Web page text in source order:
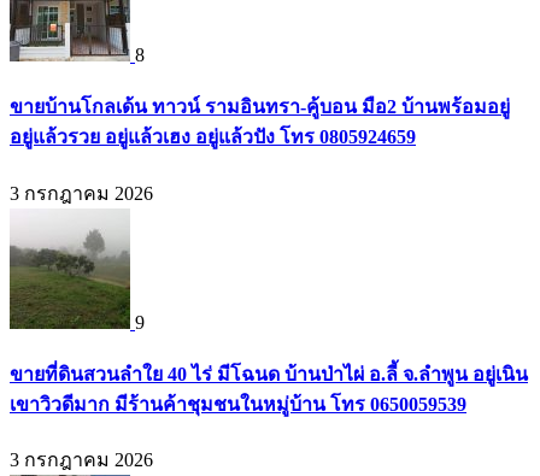
8
ขายบ้านโกลเด้น ทาวน์ รามอินทรา-คู้บอน มือ2 บ้านพร้อมอยู่
อยู่แล้วรวย อยู่แล้วเฮง อยู่แล้วปัง โทร 0805924659
3 กรกฎาคม 2026
9
ขายที่ดินสวนลำใย 40 ไร่ มีโฉนด บ้านป่าไผ่ อ.ลี้ จ.ลำพูน อยู่เนิน
เขาวิวดีมาก มีร้านค้าชุมชนในหมู่บ้าน โทร 0650059539
3 กรกฎาคม 2026